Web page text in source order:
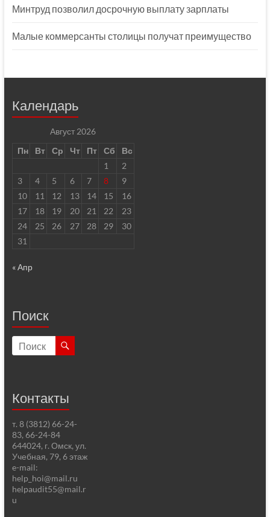
Минтруд позволил досрочную выплату зарплаты
Малые коммерсанты столицы получат преимущество
Календарь
Август 2026
Пн
Вт Ср Чт Пт Сб
Вс
1
2
3
4 5 6 7 8
9
10
11 12 13 14 15
16
17
18 19 20 21 22
23
24
25 26 27 28 29
30
31
« Апр
Поиск
Контакты
т. 8 (3812) 66-24-
83, 66-24-84
644024, г. Омск, ул.
Учебная, 79, 6 этаж
e-mail:
help_hoi@mail.ru
helpaudit55@mail.r
u